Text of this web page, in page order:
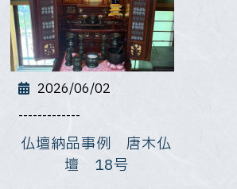
2026/06/02
-------------
仏壇納品事例 唐木仏
壇 18号